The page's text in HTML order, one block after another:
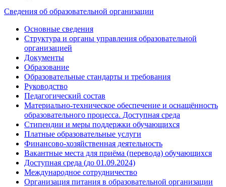
Сведения об образовательной организации
Основные сведения
Структура и органы управления образовательной
организацией
Документы
Образование
Образовательные стандарты и требования
Руководство
Педагогический состав
Материально-техническое обеспечение и оснащённость
образовательного процесса. Доступная среда
Стипендии и меры поддержки обучающихся
Платные образовательные услуги
Финансово-хозяйственная деятельность
Вакантные места для приёма (перевода) обучающихся
Доступная среда (до 01.09.2024)
Международное сотрудничество
Организация питания в образовательной организации